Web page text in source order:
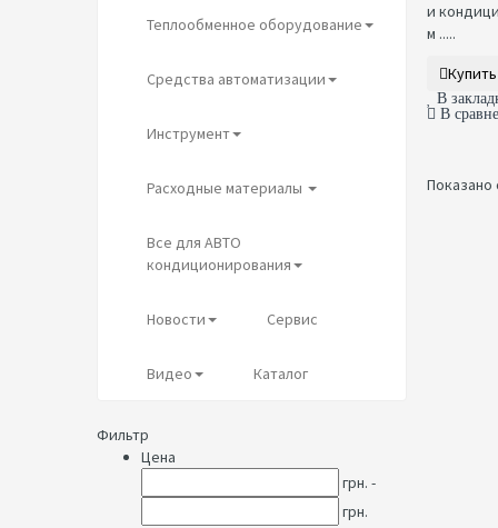
Теплообменное оборудование
Средства автоматизации
Инструмент
Расходные материалы
Все для АВТО
кондиционирования
Новости Сервис
Видео Каталог
Фильтр
Цена
грн. -
грн.
и
м .....
Купить
В
В
Показано